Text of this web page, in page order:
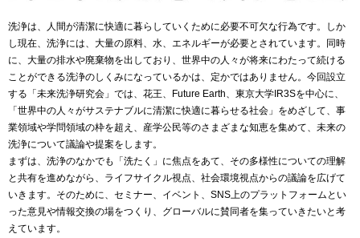
洗浄は、人間が清潔に快適に暮らしていくために必要不可欠な行為です。しか
し現在、洗浄には、大量の原料、水、エネルギーが必要とされています。同時
に、大量の排水や廃棄物を出しており、世界中の人々が将来にわたって続ける
ことができる洗浄のしくみになっているかは、定かではありません。今回設立
する「未来洗浄研究会」では、花王、Future Earth、東京大学IR3Sを中心に、
「世界中の人々がサステナブルに清潔に快適に暮らせる社会」をめざして、事
業領域や学問領域の枠を超え、産学公民等のさまざまな知恵を集めて、未来の
洗浄について議論や提案をします。
まずは、洗浄のなかでも「洗たく」に焦点をあて、その多様性についての理解
と共有を進めながら、ライフサイクル視点、社会環境視点からの議論を広げて
いきます。そのために、セミナー、イベント、SNS上のプラットフォームとい
った意見や情報交換の場をつくり、グローバルに賛同者を集っていきたいと考
えています。